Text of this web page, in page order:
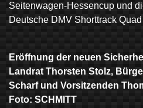
Seitenwagen-Hessencup und
Deutsche DMV Shorttrack
Eröffnung der neuen
Landrat Thorsten Stolz,
Scharf und Vorsitzenden
Foto: SCHMITT